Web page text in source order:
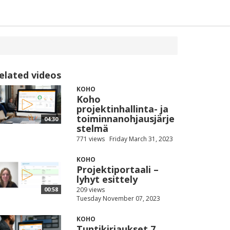
videos
04:30
KOHO
Koho
projektinhallinta- ja
toiminnanohjausjärje
stelmä
771 views Friday March 31, 2023
00:58
KOHO
Projektiportaali –
lyhyt esittely
209 views
Tuesday November 07, 2023
KOHO